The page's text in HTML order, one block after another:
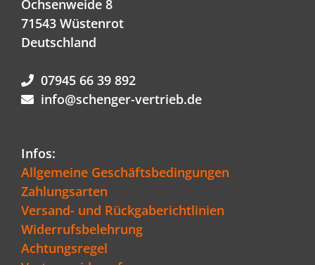
Ochsenweide 8
71543 Wüstenrot
Deutschland
07945 66 39 892
info@schenger-vertrieb.de
Infos:
Allgemeine Geschäftsbedingungen
Zahlungsarten
Versand- und Rückgaberichtlinien
Widerrufsbelehrung
Achtungsregel